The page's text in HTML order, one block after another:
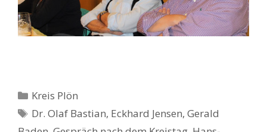
Kategorien
Kreis Plön
Schlagwörter
Dr. Olaf Bastian, Eckhard Jensen,Gerald